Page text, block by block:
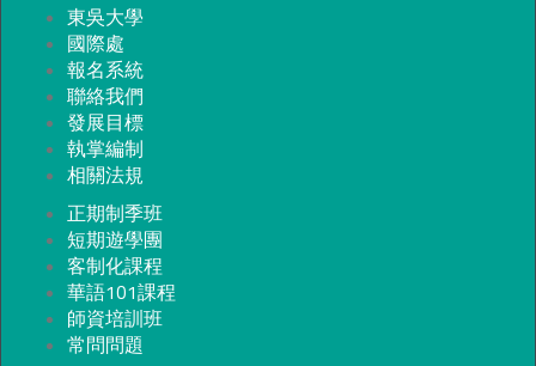
東吳大學
國際處
報名系統
聯絡我們
發展目標
執掌編制
相關法規
正期制季班
短期遊學團
客制化課程
華語101課程
師資培訓班
常問問題